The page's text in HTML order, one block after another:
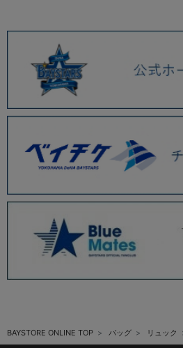
BAYSTORE ONLINE TOP バッグ リュック